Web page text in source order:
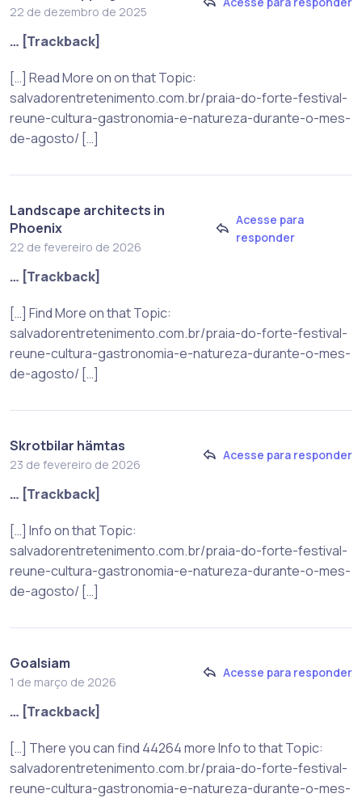
22 de dezembro de 2025
… [Trackback]
[…] Read More on on that Topic:
salvadorentretenimento.com.br/praia-do-forte-festival-
reune-cultura-gastronomia-e-natureza-durante-o-mes-
de-agosto/ […]
Landscape architects in
Phoenix
22 de fevereiro de 2026
Acesse para
responder
… [Trackback]
[…] Find More on that Topic:
salvadorentretenimento.com.br/praia-do-forte-festival-
reune-cultura-gastronomia-e-natureza-durante-o-mes-
de-agosto/ […]
Skrotbilar hämtas
23 de fevereiro de 2026
Acesse para responder
… [Trackback]
[…] Info on that Topic:
salvadorentretenimento.com.br/praia-do-forte-festival-
reune-cultura-gastronomia-e-natureza-durante-o-mes-
de-agosto/ […]
Goalsiam
1 de março de 2026
Acesse para responder
… [Trackback]
[…] There you can find 44264 more Info to that Topic:
salvadorentretenimento.com.br/praia-do-forte-festival-
reune-cultura-gastronomia-e-natureza-durante-o-mes-